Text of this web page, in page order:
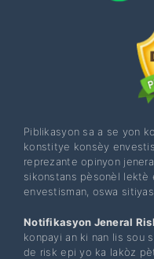
Piblikasyon sa a se yon
konstitye konsèy
reprezante opinyon
sikonstans pèsonèl lektè
envestisman, oswa
Notifikasyon Jeneral
konpayi an ki nan lis sou
de risk epi yo ka lakòz